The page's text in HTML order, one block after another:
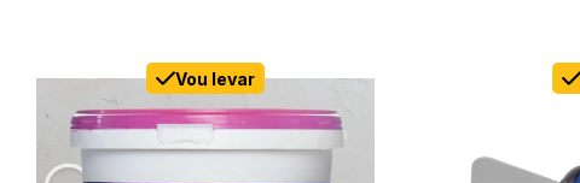
Vou levar